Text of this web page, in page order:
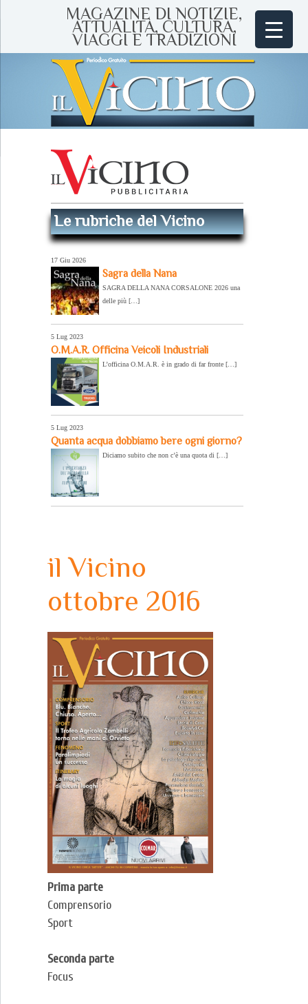
MAGAZINE DI NOTIZIE,
ATTUALITÀ, CULTURA,
VIAGGI E TRADIZIONI
Le rubriche del Vicino
17 Giu 2026
Sagra della Nana
SAGRA DELLA NANA CORSALONE 2026 una
delle più […]
5 Lug 2023
O.M.A.R. Officina Veicoli Industriali
L’officina O.M.A.R. è in grado di far fronte […]
5 Lug 2023
Quanta acqua dobbiamo bere ogni giorno?
Diciamo subito che non c’è una quota di […]
il Vicino
ottobre 2016
Prima parte
Comprensorio
Sport
Seconda parte
Focus